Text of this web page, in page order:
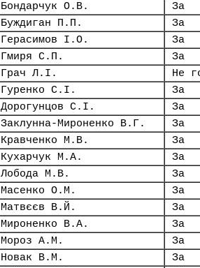
Бондарчук О.В.
За
Буждиган П.П.
За
Герасимов І.О.
За
Гмиря С.П.
За
Грач Л.І.
Не
Гуренко С.І.
За
Дорогунцов С.І.
За
Заклунна-Мироненко В.Г.
За
Кравченко М.В.
За
Кухарчук М.А.
За
Лобода М.В.
За
Масенко О.М.
За
Матвєєв В.Й.
За
Мироненко В.А.
За
Мороз А.М.
За
Новак В.М.
За